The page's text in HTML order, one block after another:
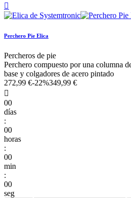

Perchero Pie Elica
Percheros de pie
Perchero compuesto por una columna
base y colgadores de acero pintado
272,99 €-22%349,99 €

00
días
:
00
horas
:
00
min
:
00
seg